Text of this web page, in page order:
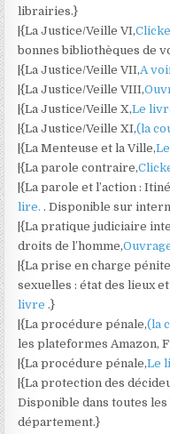
librairies.}
|{La Justice/Veille VI,
bonnes bibliothèques de
|{La Justice/Veille VII,A
|{La Justice/Veille VIII,
|{La Justice/Veille X,Le
|{La Justice/Veille XI,(la
|{La Menteuse et la Ville,
|{La parole contraire,
|{La parole et l’action :
lire.. Disponible sur
|{La pratique judiciaire
droits de l’homme,
|{La prise en charge
sexuelles : état des lieux
livre.}
|{La procédure pénale,(la
les plateformes Amazon,
|{La procédure pénale,Le
|{La protection des
Disponible dans toutes
département.}